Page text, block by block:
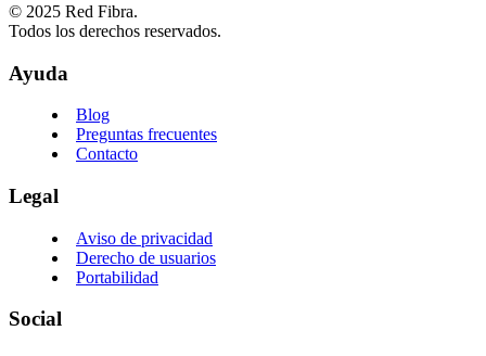
© 2025 Red Fibra.
Todos los derechos reservados.
Ayuda
Blog
Preguntas frecuentes
Contacto
Legal
Aviso de privacidad
Derecho de usuarios
Portabilidad
Social